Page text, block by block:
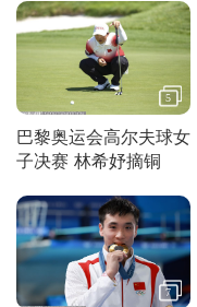
5
巴黎奥运会高尔夫球女
子决赛 林希妤摘铜
7